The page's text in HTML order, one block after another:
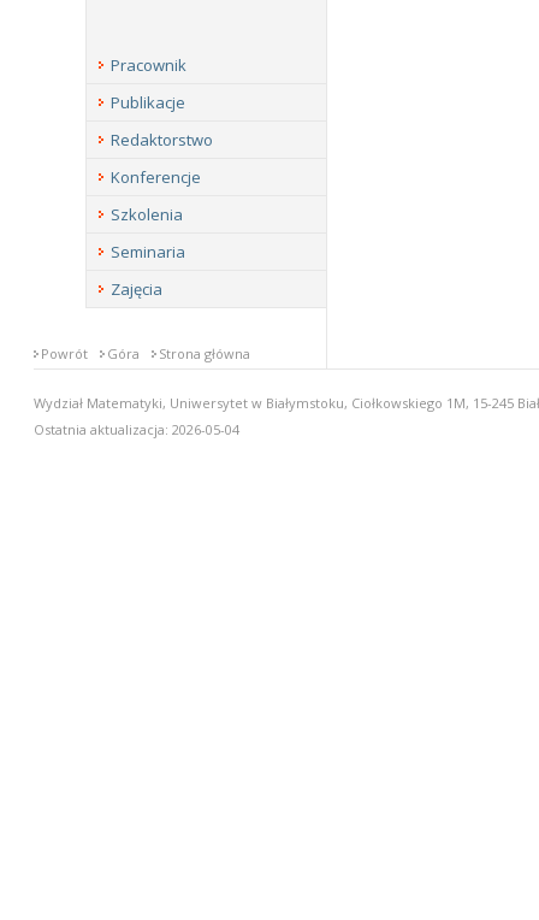
Pracownik
Publikacje
Redaktorstwo
Konferencje
Szkolenia
Seminaria
Zajęcia
Powrót Góra Strona główna
Wydział Matematyki, Uniwersytet w Białymstoku, Ciołkowskiego 1M, 15-245
Ostatnia aktualizacja: 2026-05-04